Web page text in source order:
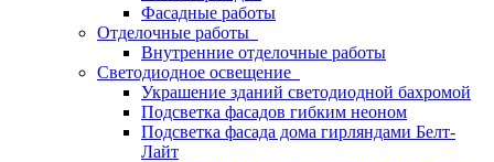
Фасадные работы
Отделочные работы
Внутренние отделочные работы
Светодиодное освещение
Украшение зданий светодиодной бахромой
Подсветка фасадов гибким неоном
Подсветка фасада дома гирляндами Белт-
Лайт